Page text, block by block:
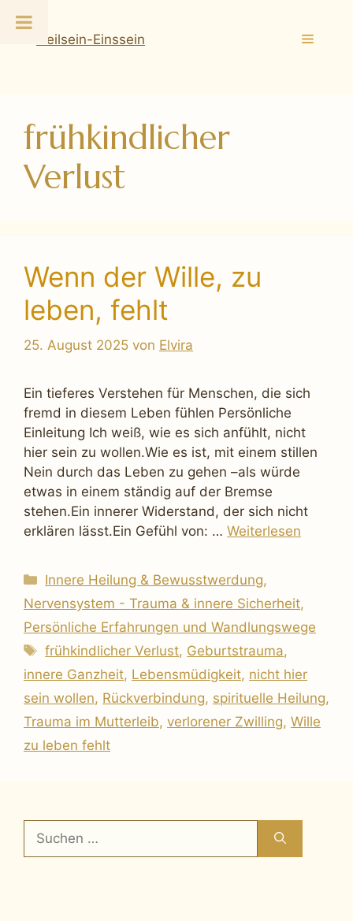
Inhalt
springen
Menü
frühkindlicher
Verlust
Wenn der Wille, zu
leben, fehlt
25. August 2025 von Elvira
Ein tieferes Verstehen für Menschen, die sich
fremd in diesem Leben fühlen Persönliche
Einleitung Ich weiß, wie es sich anfühlt, nicht
hier sein zu wollen.Wie es ist, mit einem stillen
Nein durch das Leben zu gehen –als würde
etwas in einem ständig auf der Bremse
stehen.Ein innerer Widerstand, der sich nicht
erklären lässt.Ein Gefühl von: … Weiterlesen
Kategorien
Innere Heilung & Bewusstwerdung,
Nervensystem - Trauma & innere Sicherheit,
Persönliche Erfahrungen und Wandlungswege
Schlagwörter
frühkindlicher Verlust, Geburtstrauma,
innere Ganzheit, Lebensmüdigkeit, nicht hier
sein wollen, Rückverbindung, spirituelle Heilung,
Trauma im Mutterleib, verlorener Zwilling, Wille
zu leben fehlt
nach: